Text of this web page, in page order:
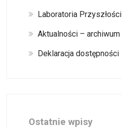
Laboratoria Przyszłości
Aktualności – archiwum
Deklaracja dostępności
Ostatnie wpisy